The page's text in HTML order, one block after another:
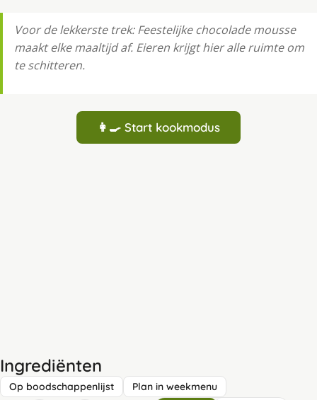
Voor de lekkerste trek: Feestelijke chocolade mousse
maakt elke maaltijd af. Eieren krijgt hier alle ruimte om
te schitteren.
👩‍🍳 Start kookmodus
Ingrediënten
Op boodschappenlijst Plan in weekmenu